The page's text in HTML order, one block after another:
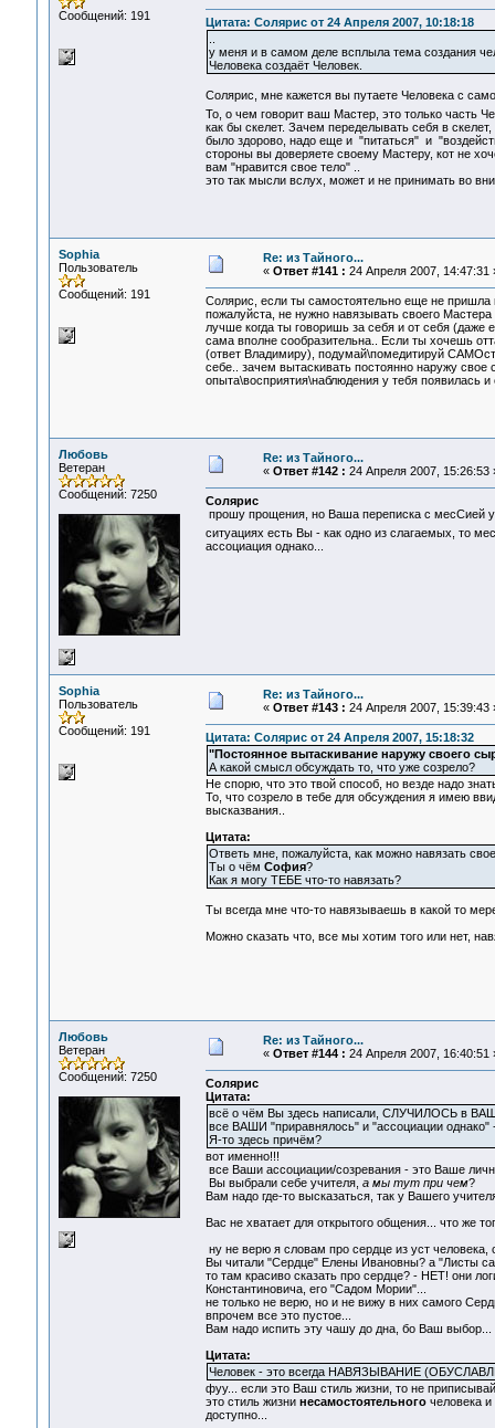
Сообщений: 191
Цитата: Солярис от 24 Апреля 2007, 10:18:18
у меня и в самом деле всплыла тема создания
Человека создаёт Человек.
Солярис, мне кажется вы путаете Человека с
То, о чем говорит ваш Мастер, это только часть
как бы скелет. Зачем переделывать себя в
было здорово, надо еще и "питаться" и
стороны вы доверяете своему Мастеру, кот не
вам "нравится свое тело" ..
это так мысли вслух, может и не принимать во
Sophia
Пользователь
Сообщений: 191
Re: из Тайного...
« Ответ #141 : 24 Апреля 2007, 14:47:31
Солярис, если ты самостоятельно еще не пришла
пожалуйста, не нужно навязывать своего
лучше когда ты говоришь за себя и от себя
сама вполне сообразительна.. Если ты хочешь
(ответ Владимиру), подумай\помедитируй
себе.. зачем вытаскивать постоянно наружу свое
опыта\восприятия\наблюдения у тебя появилась
Любовь
Ветеран
Сообщений: 7250
Re: из Тайного...
« Ответ #142 : 24 Апреля 2007, 15:26:53
Солярис
прошу прощения, но Ваша переписка с месСией у
ситуациях есть Вы - как одно из слагаемых, то
ассоциация однако...
Sophia
Пользователь
Сообщений: 191
Re: из Тайного...
« Ответ #143 : 24 Апреля 2007, 15:39:43
Цитата: Солярис от 24 Апреля 2007, 15:18:32
"Постоянное вытаскивание наружу своего
А какой смысл обсуждать то, что уже созрело?
Не спорю, что это твой способ, но везде надо
То, что созрело в тебе для обсуждения я имею
высказвания..
Цитата:
Ответь мне, пожалуйста, как можно навязать
Ты о чём София?
Как я могу ТЕБЕ что-то навязать?
Ты всегда мне что-то навязываешь в какой то
Можно сказать что, все мы хотим того или нет,
Любовь
Ветеран
Сообщений: 7250
Re: из Тайного...
« Ответ #144 : 24 Апреля 2007, 16:40:51
Солярис
Цитата:
всё о чём Вы здесь написали, СЛУЧИЛОСЬ в
все ВАШИ "приравнялось" и "ассоциации однако"
Я-то здесь причём?
вот именно!!!
все Ваши ассоциации/созревания - это Ваше
Вы выбрали себе учителя, а мы тут при чем?
Вам надо где-то высказаться, так у Вашего
Вас не хватает для открытого общения... что же
ну не верю я словам про сердце из уст человека,
Вы читали "Сердце" Елены Ивановны? а "Листы
то там красиво сказать про сердце? - НЕТ! они
Константиновича, его "Садом Мории"...
не только не верю, но и не вижу в них самого
впрочем все это пустое...
Вам надо испить эту чашу до дна, бо Ваш выбор...
Цитата:
Человек - это всегда НАВЯЗЫВАНИЕ
фуу... если это Ваш стиль жизни, то не
это стиль жизни несамостоятельногочеловека и
доступно...